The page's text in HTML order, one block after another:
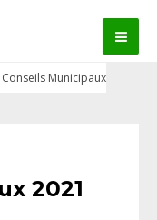
Conseils Municipaux
2021